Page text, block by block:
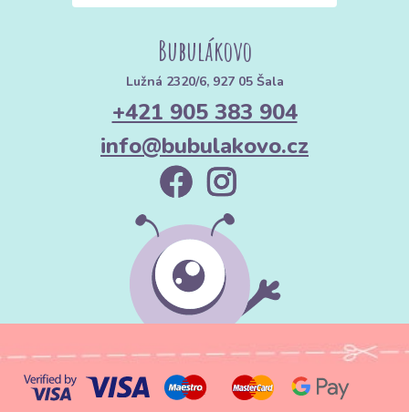
Bubulákovo
Lužná 2320/6, 927 05 Šala
+421 905 383 904
info@bubulakovo.cz